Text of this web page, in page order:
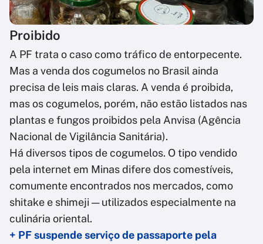
Proibido
A PF trata o caso como tráfico de entorpecente.
Mas a venda dos cogumelos no Brasil ainda
precisa de leis mais claras. A venda é proibida,
mas os cogumelos, porém, não estão listados nas
plantas e fungos proibidos pela Anvisa (Agência
Nacional de Vigilância Sanitária).
Há diversos tipos de cogumelos. O tipo vendido
pela internet em Minas difere dos comestíveis,
comumente encontrados nos mercados, como
shitake e shimeji — utilizados especialmente na
culinária oriental.
+ PF suspende serviço de passaporte pela